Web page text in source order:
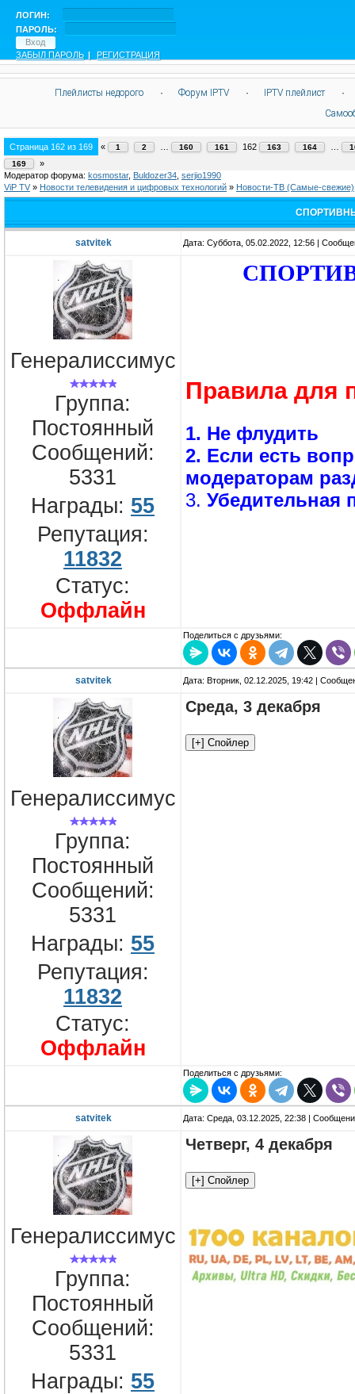
ЛОГИН:
ПАРОЛЬ:
ЗАБЫЛ ПАРОЛЬ | РЕГИСТРАЦИЯ
Плейлисты недорого · Форум IPTV · IPTV плейлист
·
Страница 162 из 169 « 1 2 160 161 162 163 164
169
»
Модератор форума: kosmostar, Buldozer34 serjio1990
ViP TV » Новости телевидения и цифровых технологий » Новости-ТВ (Самые-свежие)
satvitek Дата: Суббота, 05.02.2022, 12:56 |
Генералиссимус
Группа:
Постоянный
Сообщений:
5331
Награды: 55
Репутация:
11832
Статус:
Оффлайн
Правила для
1. Не флудить
2. Если есть
модераторам
3. Убедительная
Поделиться с друзьями:
satvitek Дата: Вторник, 02.12.2025, 19:42 |
Генералиссимус
Группа:
Постоянный
Сообщений:
5331
Награды: 55
Репутация:
11832
Статус:
Оффлайн
Среда, 3 декабря
Поделиться с друзьями:
satvitek Дата: Среда, 03.12.2025, 22:38 |
Генералиссимус
Группа:
Постоянный
Сообщений:
5331
Награды: 55
Четверг, 4 декабря